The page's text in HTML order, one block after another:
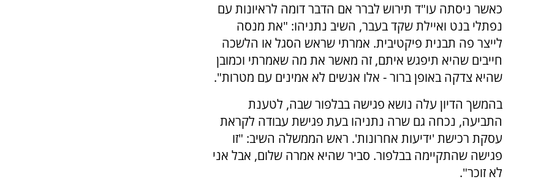
כאשר ניסתה עו"ד תירוש לברר אם הדבר דומה לראיונות עם
נפתלי בנט ואיילת שקד בעבר, השיב נתניהו: "את מנסה
לייצר פה תבנית פיקטיבית. אמרתי שראש הסגל או הלשכה
חייבים שהיא תיפגש איתם, זה מאשר את מה שאמרתי וכמובן
שהיא צדקה באופן ברור - אלו אנשים לא אמינים עם מטרות".
בהמשך הדיון עלה נושא פגישה בבלפור שבה, לטענת
התביעה, נכחה גם שרה נתניהו בעת פגישת עבודה לקראת
עסקת רכישת 'ידיעות אחרונות'. ראש הממשלה השיב: "זו
פגישה שהתקיימה בבלפור. סביר שהיא אמרה שלום, אבל אני
לא זוכר".